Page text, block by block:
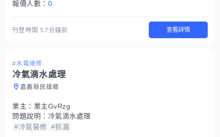
報價人數： 0
刊登時間57分鐘前 查看詳情
#水電維修
冷氣滴水處理
嘉義縣民雄鄉
業主： 業主GvRzg
問題說明： 冷氣滴水處理
#冷氣裝修 #抓漏